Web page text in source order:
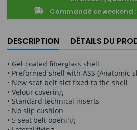
Commandé ce weekend
DESCRIPTION DÉTAILS DU
• Gel-coated fiberglass shell
• Preformed shell with ASS (Anatomic
• New seat belt slot fixed to the shell
• Velour covering
• Standard technical inserts
• No slip cushion
• 5 seat belt opening